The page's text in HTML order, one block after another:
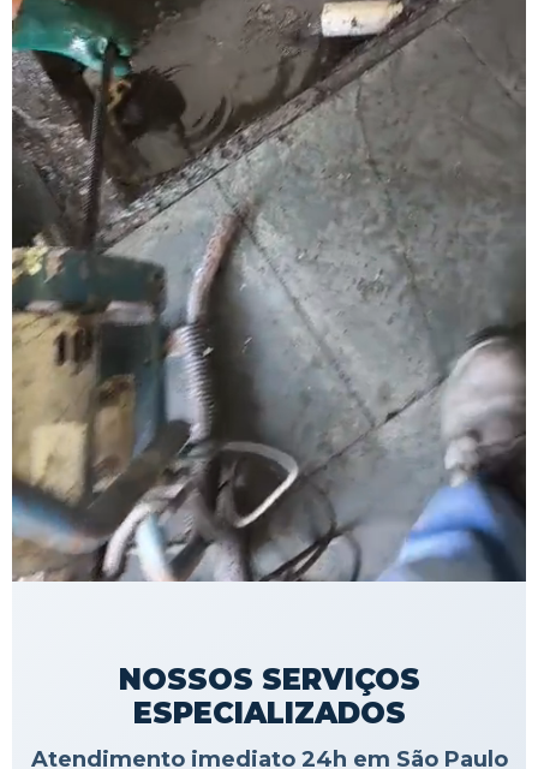
NOSSOS SERVIÇOS
ESPECIALIZADOS
Atendimento imediato 24h em São Paulo